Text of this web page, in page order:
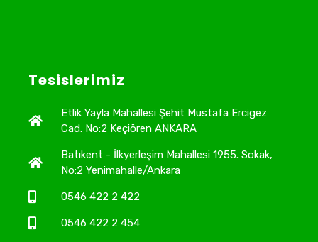
Tesislerimiz
Etlik Yayla Mahallesi Şehit Mustafa Ercigez
Cad. No:2 Keçiören ANKARA
Batıkent - İlkyerleşim Mahallesi 1955. Sokak,
No:2 Yenimahalle/Ankara
0546 422 2 422
0546 422 2 454